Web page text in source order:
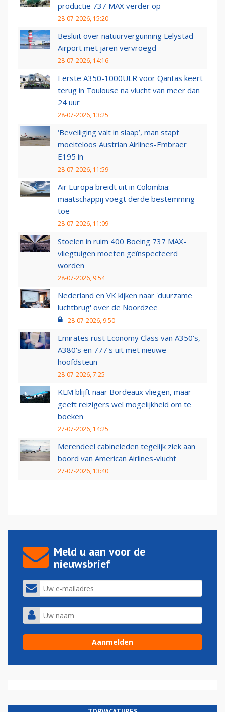
productie 737 MAX verder op
28-07-2026, 15:20
Besluit over natuurvergunning Lelystad
Airport met jaren vervroegd
28-07-2026, 14:16
Eerste A350-1000ULR voor Qantas keert
terug in Toulouse na vlucht van meer dan
24 uur
28-07-2026, 13:25
‘Beveiliging valt in slaap’, man stapt
moeiteloos Austrian Airlines-Embraer
E195 in
28-07-2026, 11:59
Air Europa breidt uit in Colombia:
maatschappij voegt derde bestemming
toe
28-07-2026, 11:09
Stoelen in ruim 400 Boeing 737 MAX-
vliegtuigen moeten geïnspecteerd
worden
28-07-2026, 9:54
Nederland en VK kijken naar 'duurzame
luchtbrug' over de Noordzee
28-07-2026, 9:50
Emirates rust Economy Class van A350's,
A380's en 777's uit met nieuwe
hoofdsteun
28-07-2026, 7:25
KLM blijft naar Bordeaux vliegen, maar
geeft reizigers wel mogelijkheid om te
boeken
27-07-2026, 14:25
Merendeel cabineleden tegelijk ziek aan
boord van American Airlines-vlucht
27-07-2026, 13:40
Meld u aan voor de
nieuwsbrief